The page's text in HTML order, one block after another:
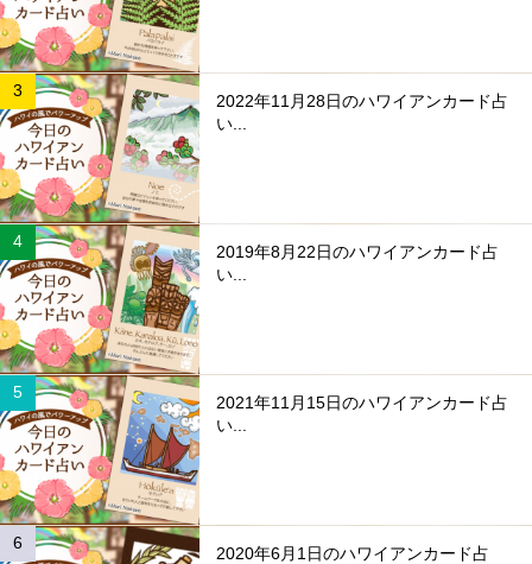
2022年11月28日のハワイアンカード占
い...
2019年8月22日のハワイアンカード占
い...
2021年11月15日のハワイアンカード占
い...
2020年6月1日のハワイアンカード占